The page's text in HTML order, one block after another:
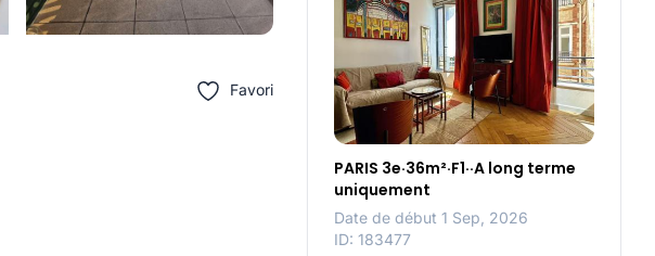
Favori
PARIS 3e·36m²·F1··A long terme
uniquement
Date de début 1 Sep, 2026
ID: 183477